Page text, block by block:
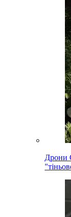
Дрони